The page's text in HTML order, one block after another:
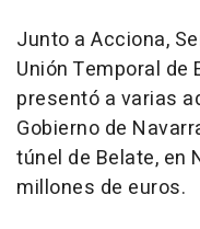
Junto a Acciona,
Unión Temporal de
presentó a varias
Gobierno de
túnel de Belate, en
millones de euros.